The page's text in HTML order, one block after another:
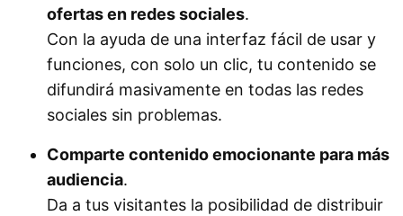
ofertas en redes sociales.
Con la ayuda de una interfaz fácil de usar y
funciones, con solo un clic, tu contenido se
difundirá masivamente en todas las redes
sociales sin problemas.
Comparte contenido emocionante para más
audiencia.
Da a tus visitantes la posibilidad de distribuir